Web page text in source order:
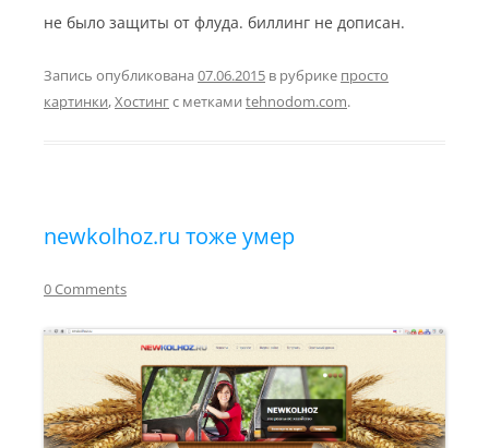
не было защиты от флуда. биллинг не дописан.
Запись опубликована 07.06.2015 в рубрике просто
картинки,Хостингс метками tehnodom.com.
newkolhoz.ru тоже умер
0 Comments